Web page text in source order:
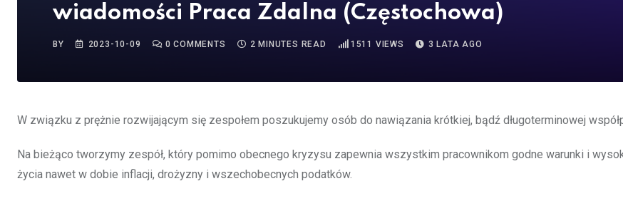
wiadomości Praca Zdalna (Częstochowa)
BY 2023-10-09 0 COMMENTS 2 MINUTES READ 1511 VIEWS 3 LATA AGO
W związku z prężnie rozwijającym się zespołem poszukujemy osób do nawiązania krótkiej, bądź długoterminowej
Na bieżąco tworzymy zespół, który pomimo obecnego kryzysu zapewnia wszystkim pracownikom godne warunki i
życia nawet w dobie inflacji, drożyzny i wszechobecnych podatków.